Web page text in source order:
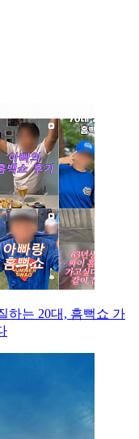
하는 20대, 흠뻑쇼 가